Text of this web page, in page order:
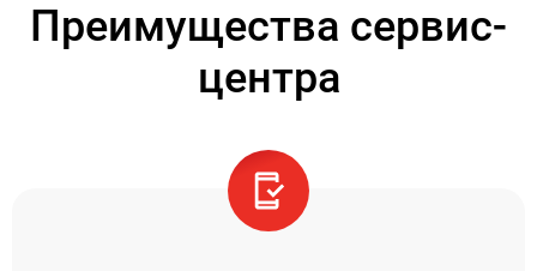
Преимущества сервис-
центра